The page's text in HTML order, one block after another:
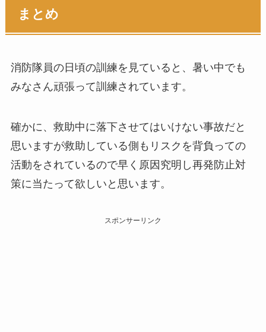
まとめ
消防隊員の日頃の訓練を見ていると、暑い中でも
みなさん頑張って訓練されています。
確かに、救助中に落下させてはいけない事故だと
思いますが救助している側もリスクを背負っての
活動をされているので早く原因究明し再発防止対
策に当たって欲しいと思います。
スポンサーリンク